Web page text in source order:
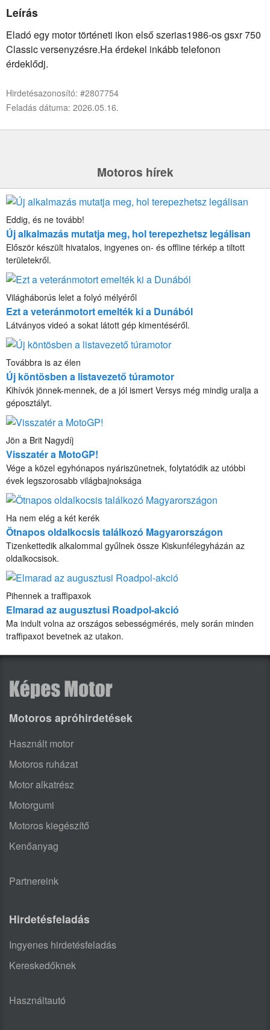
Leírás
Eladó egy motor történeti ikon első szerias1986-os gsxr 750
Classic versenyzésre.Ha érdekel inkább telefonon
érdeklődj.
Hirdetésazonosító: #2807754
Feladás dátuma: 2026.05.16.
Motoros hírek
Eddig, és ne tovább!
Új alkalmazás mutatja meg, hol terepezhetsz legálisan
Először készült hivatalos, ingyenes on- és offline térkép a tiltott
területekről.
Világháborús lelet a folyó mélyéről
Ezt a veteránmotort emelték ki a Dunából
Látványos videó a sokat látott gép kimentéséről.
Továbbra is az élen
Új köntösben a listavezető túramotor
Kihívók jönnek-mennek, de a jól ismert Versys még mindig uralja a
géposztályt.
Jön a Brit Nagydíj
Visszatér a MotoGP!
Vége a közel egyhónapos nyáriszünetnek, folytatódik az utóbbi
évek legszorosabb világbajnoksága
Ha nem elég a két kerék
Ötnapos oldalkocsis találkozó Magyarországon
Tizenkettedik alkalommal gyűlnek össze Kiskunfélegyházán az
oldalkocsisok.
Pihennek a traffipaxok
Elmarad az augusztusi Roadpol-akció
Ma indult volna az országos sebességmérés, mely során minden
traffipaxot bevetnek az utakon.
Motoros apróhirdetések
Használt motor
Motoros ruházat
Motor alkatrész
Motorgumi
Motoros kiegészítő
Kenőanyag
Partnereink
Hirdetésfeladás
Ingyenes hirdetésfeladás
Kereskedőknek
Használtautó